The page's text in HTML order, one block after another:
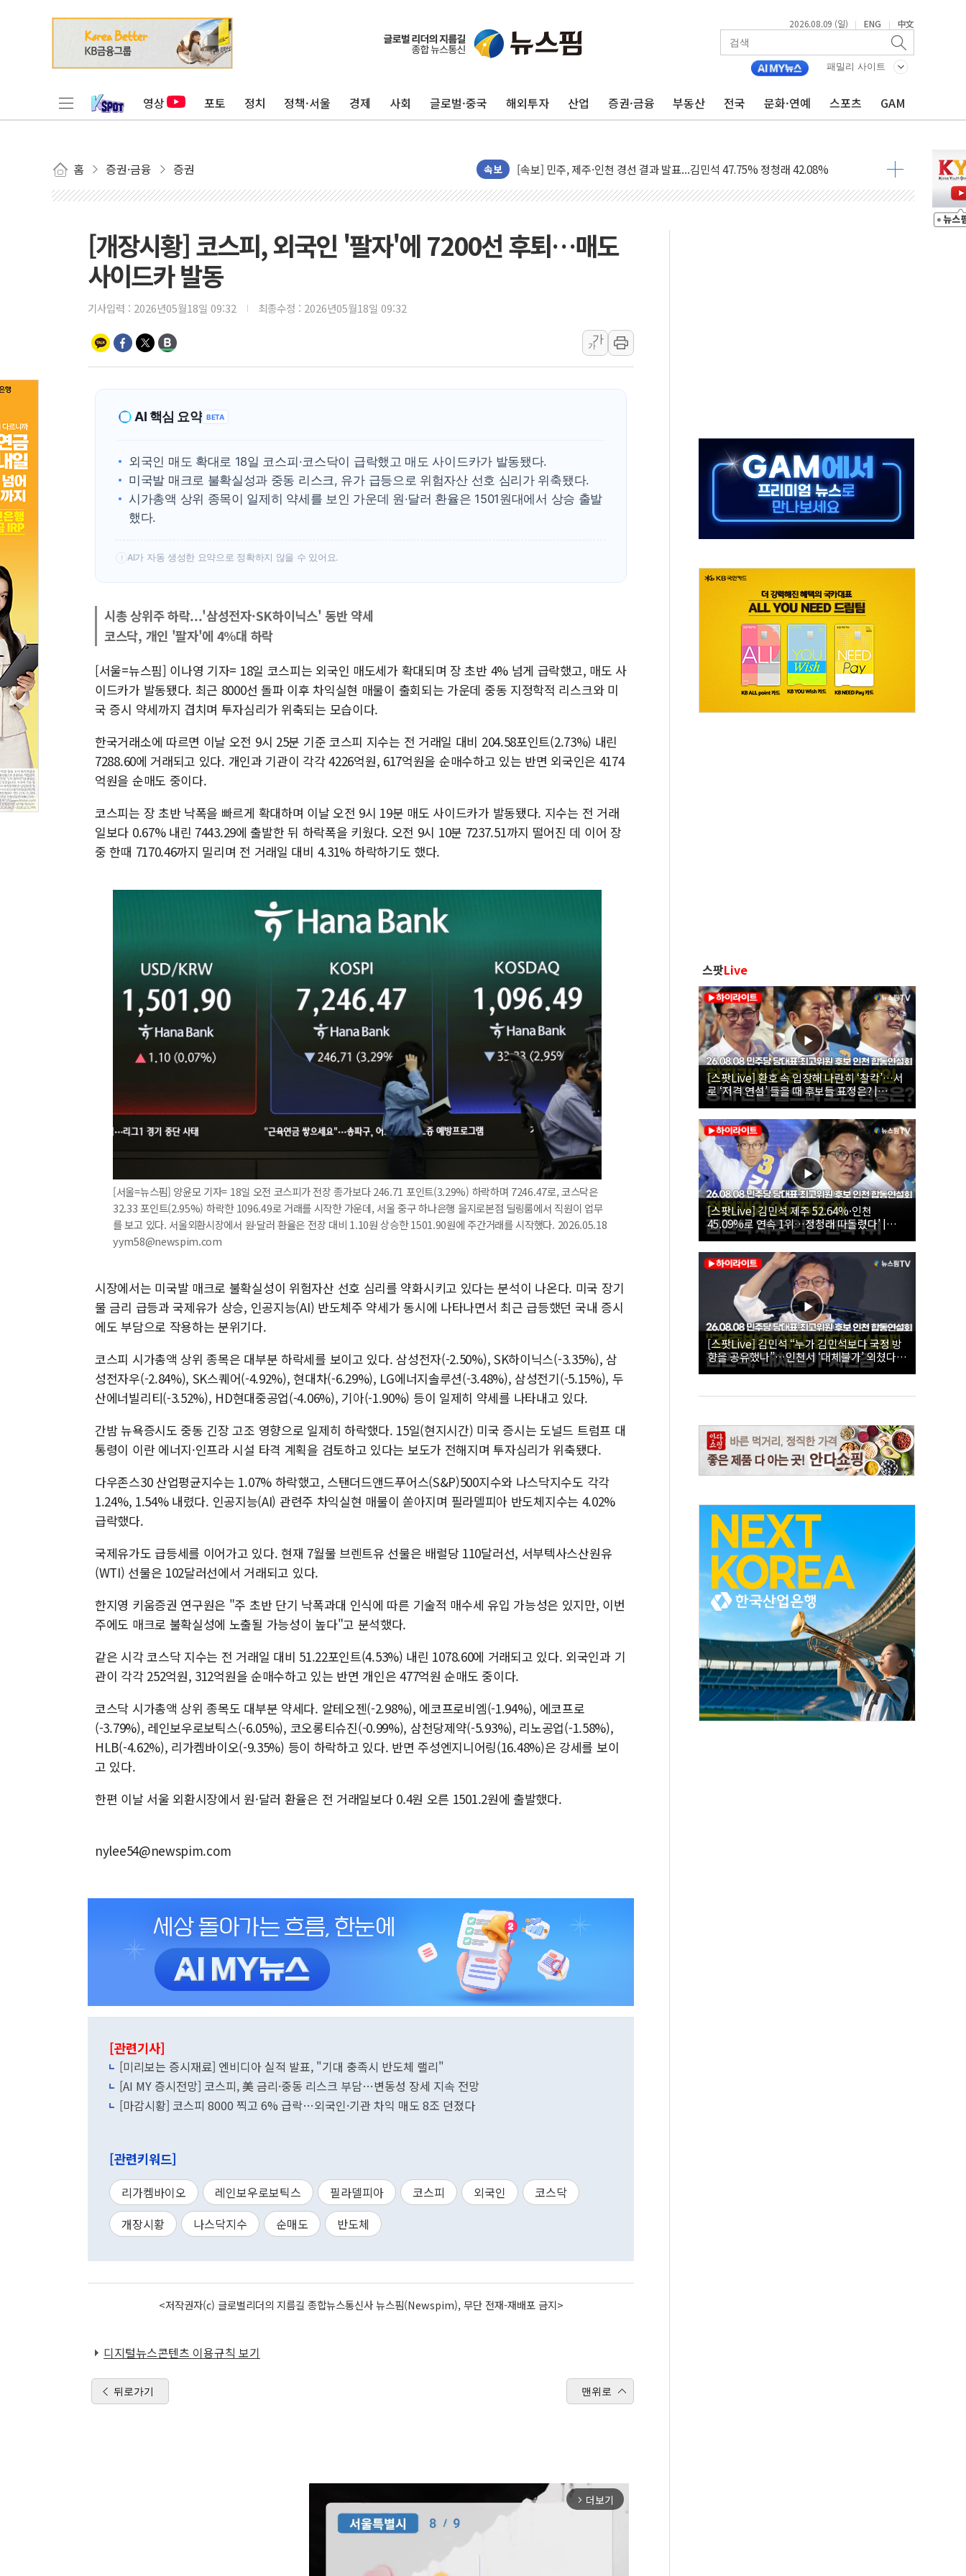
2026.08.09 (일) | ENG | 中文
패밀리 사이트
영상 포토 정치 정책·서울 경제 사회 글로벌·중국 해외투자 산업 증권·금융 부동산 전국 문화·연예 스포츠 GAM
홈 증권·금융 증권 속보
포항시 재난예산 40억 긴급 투입…고수온 양식장 복구·지원 '총력'
울진·영덕 '호우특보'-포항 '산사태 주의보'...경북도, 호우 피해·통제구간 없어
인천 합동연설회 나선 송영길·정청래·김민석 당대표 후보
김민석, 2주차 제주·인천 경선서 정청래에 승리...47.75% vs 42.08%
[속보] 민주, 제주·인천 경선 결과 발표...김민석 47.75% 정청래 42.08%
[속보] 민주, 인천 경선 결과 발표...김민석 45.09% 정청래 43.27% 송영길 11.63%
이번주 국내 주요 금융일정(8.10~8.14)
美, 이란전 출구전략 만지작…공습 한계·탄약 부족 현실화
李대통령 "결혼 때문에 손해 보는 일 없게"…'결혼 페널티' 22개 과제 손본다
여수 오동도 인근 해상서 모터보트 전복…1명 사망·1명 실종
'화합' 꺼낸 김민석에 '뻔뻔' 받아친 정청래…제주 연설서 신경전 고조
[개장시황] 코스피, 외국인 '팔자'에 7200선 후퇴…매도
사이드카 발동
기사입력 : 2026년05월18일 09:32 최종수정 : 2026년05월18일 09:32
가
가
AI 핵심 요약 BETA
외국인 매도 확대로 18일 코스피·코스닥이 급락했고 매도 사이드카가 발동됐다.
미국발 매크로 불확실성과 중동 리스크, 유가 급등으로 위험자산 선호 심리가 위축됐다.
시가총액 상위 종목이 일제히 약세를 보인 가운데 원·달러 환율은 1501원대에서 상승 출발
했다.
! AI가 자동 생성한 요약으로 정확하지 않을 수 있어요.
시총 상위주 하락...'삼성전자·SK하이닉스' 동반 약세
코스닥, 개인 '팔자'에 4%대 하락
[서울=뉴스핌] 이나영 기자= 18일 코스피는 외국인 매도세가 확대되며 장 초반 4% 넘게 급락했고, 매도 사
이드카가 발동됐다. 최근 8000선 돌파 이후 차익실현 매물이 출회되는 가운데 중동 지정학적 리스크와 미
국 증시 약세까지 겹치며 투자심리가 위축되는 모습이다.
한국거래소에 따르면 이날 오전 9시 25분 기준 코스피 지수는 전 거래일 대비 204.58포인트(2.73%) 내린
7288.60에 거래되고 있다. 개인과 기관이 각각 4226억원, 617억원을 순매수하고 있는 반면 외국인은 4174
억원을 순매도 중이다.
코스피는 장 초반 낙폭을 빠르게 확대하며 이날 오전 9시 19분 매도 사이드카가 발동됐다. 지수는 전 거래
일보다 0.67% 내린 7443.29에 출발한 뒤 하락폭을 키웠다. 오전 9시 10분 7237.51까지 떨어진 데 이어 장
중 한때 7170.46까지 밀리며 전 거래일 대비 4.31% 하락하기도 했다.
[서울=뉴스핌] 양윤모 기자= 18일 오전 코스피가 전장 종가보다 246.71 포인트(3.29%) 하락하며 7246.47로, 코스닥은
32.33 포인트(2.95%) 하락한 1096.49로 거래를 시작한 가운데, 서울 중구 하나은행 을지로본점 딜링룸에서 직원이 업무
를 보고 있다. 서울외환시장에서 원·달러 환율은 전장 대비 1.10원 상승한 1501.90원에 주간거래를 시작했다. 2026.05.18
yym58@newspim.com
시장에서는 미국발 매크로 불확실성이 위험자산 선호 심리를 약화시키고 있다는 분석이 나온다. 미국 장기
물 금리 급등과 국제유가 상승, 인공지능(AI) 반도체주 약세가 동시에 나타나면서 최근 급등했던 국내 증시
에도 부담으로 작용하는 분위기다.
코스피 시가총액 상위 종목은 대부분 하락세를 보이고 있다. 삼성전자(-2.50%), SK하이닉스(-3.35%), 삼
성전자우(-2.84%), SK스퀘어(-4.92%), 현대차(-6.29%), LG에너지솔루션(-3.48%), 삼성전기(-5.15%), 두
산에너빌리티(-3.52%), HD현대중공업(-4.06%), 기아(-1.90%) 등이 일제히 약세를 나타내고 있다.
간밤 뉴욕증시도 중동 긴장 고조 영향으로 일제히 하락했다. 15일(현지시간) 미국 증시는 도널드 트럼프 대
통령이 이란 에너지·인프라 시설 타격 계획을 검토하고 있다는 보도가 전해지며 투자심리가 위축됐다.
다우존스30 산업평균지수는 1.07% 하락했고, 스탠더드앤드푸어스(S&P)500지수와 나스닥지수도 각각
1.24%, 1.54% 내렸다. 인공지능(AI) 관련주 차익실현 매물이 쏟아지며 필라델피아 반도체지수는 4.02%
급락했다.
국제유가도 급등세를 이어가고 있다. 현재 7월물 브렌트유 선물은 배럴당 110달러선, 서부텍사스산원유
(WTI) 선물은 102달러선에서 거래되고 있다.
한지영 키움증권 연구원은 "주 초반 단기 낙폭과대 인식에 따른 기술적 매수세 유입 가능성은 있지만, 이번
주에도 매크로 불확실성에 노출될 가능성이 높다"고 분석했다.
같은 시각 코스닥 지수는 전 거래일 대비 51.22포인트(4.53%) 내린 1078.60에 거래되고 있다. 외국인과 기
관이 각각 252억원, 312억원을 순매수하고 있는 반면 개인은 477억원 순매도 중이다.
코스닥 시가총액 상위 종목도 대부분 약세다. 알테오젠(-2.98%), 에코프로비엠(-1.94%), 에코프로
(-3.79%), 레인보우로보틱스(-6.05%), 코오롱티슈진(-0.99%), 삼천당제약(-5.93%), 리노공업(-1.58%),
HLB(-4.62%), 리가켐바이오(-9.35%) 등이 하락하고 있다. 반면 주성엔지니어링(16.48%)은 강세를 보이
고 있다.
한편 이날 서울 외환시장에서 원·달러 환율은 전 거래일보다 0.4원 오른 1501.2원에 출발했다.
nylee54@newspim.com
[관련기사]
[미리보는 증시재료] 엔비디아 실적 발표, "기대 충족시 반도체 랠리"
[AI MY 증시전망] 코스피, 美 금리·중동 리스크 부담…변동성 장세 지속 전망
[마감시황] 코스피 8000 찍고 6% 급락…외국인·기관 차익 매도 8조 던졌다
[관련키워드]
리가켐바이오 레인보우로보틱스 필라델피아 코스피 외국인
코스닥
개장시황
나스닥지수 순매도 반도체
<저작권자(c) 글로벌리더의 지름길 종합뉴스통신사 뉴스핌(Newspim), 무단 전재-재배포 금지>
디지털뉴스콘텐츠 이용규칙 보기
뒤로가기 맨위로
arrow_forward_ios 더보기
스팟Live
[스팟Live] 환호 속 입장해 나란히 ‘찰칵’…서
로 ‘저격 연설’ 들을 때 후보들 표정은? |
26.08.08 더불어민주당 당대표·최고위원 후
보 인천 합동연설회
[스팟Live] 김민석 제주 52.64%·인천
45.09%로 연속 1위…정청래 따돌렸다’ |
26.08.08 더불어민주당 당대표·최고위원 후
보 인천 합동연설회
[스팟Live] 김민석 “누가 김민석보다 국정 방
향을 공유했나”…인천서 ‘대체불가’ 외쳤다 |
26.08.08 더불어민주당 당대표·최고위원 후